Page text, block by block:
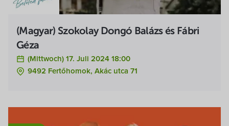
(Magyar) Szokolay Dongó Balázs és Fábri
Géza
(Mittwoch) 17. Juli 2024 18:00
9492 Fertőhomok, Akác utca 71